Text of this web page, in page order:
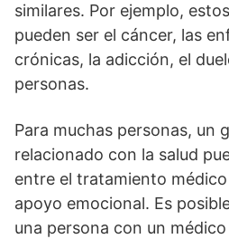
similares. Por ejemplo,
pueden ser el cáncer, las
crónicas, la adicción, el
personas.
Para muchas personas, un
relacionado con la salud
entre el tratamiento
apoyo emocional. Es
una persona con un